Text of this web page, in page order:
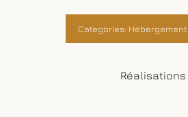
Categories:
Réalisations